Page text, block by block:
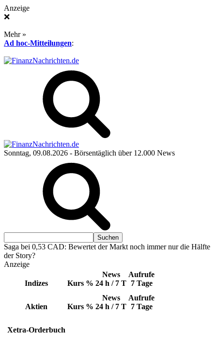
Anzeige
❌
Mehr »
Ad hoc-Mitteilungen:
Sonntag, 09.08.2026 - Börsentäglich über 12.000 News
Saga bei 0,53 CAD: Bewertet der Markt noch immer nur die Hälfte
der Story?
Anzeige
Indizes Kurs %
News
24 h / 7 T
Aufrufe
7 Tage
Aktien Kurs %
News
24 h / 7 T
Aufrufe
7 Tage
Xetra-Orderbuch